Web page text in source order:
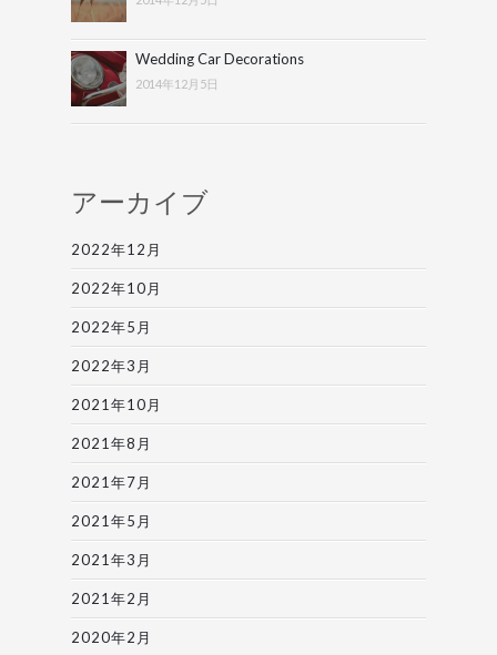
Wedding Car Decorations
2014年12月5日
アーカイブ
2022年12月
2022年10月
2022年5月
2022年3月
2021年10月
2021年8月
2021年7月
2021年5月
2021年3月
2021年2月
2020年2月